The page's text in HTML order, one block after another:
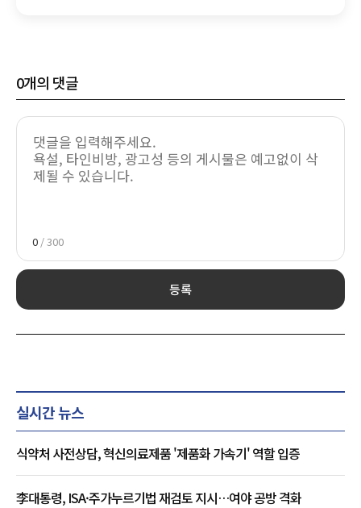
0개의 댓글
0 / 300
등록
실시간 뉴스
식약처 사전상담, 혁신의료제품 '제품화 가속기' 역할 입증
李대통령, ISA·주가누르기법 재검토 지시…여야 공방 격화